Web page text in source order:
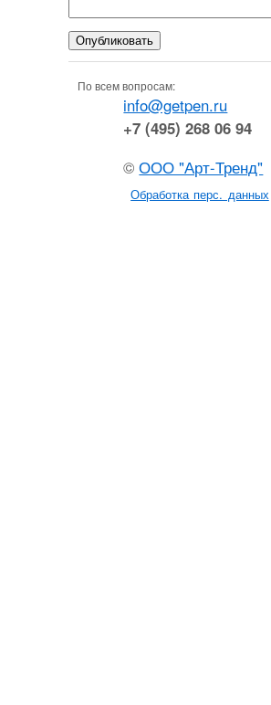
По всем вопросам:
info@getpen.ru
+7 (495) 268 06 94
©ООО "Арт-Тренд"
Обработка перс. данных